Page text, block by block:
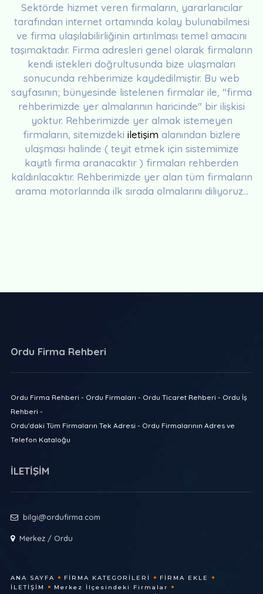
Sektörde hizmet veren firmaların, yararlanıcılar
tarafından internet ortamında kolay bulunabilmesi
ve firma ulaşılabilirliğinin artırılması temel amacını
taşımaktadır. Firma adresleri genel olarak firmaların
kendi istekleri doğrultusunda bize ulaşmaları
sonucunda rehberimize kaydedilmiştir. Bu web
sayfasının; bünyesinde listelenen firmalar ile, "firma
rehberimizde yer almalarının haricinde" bir ilişkisi
yoktur. Rehberimizde yer almak istemeyen
firmaların, sitemizdeki iletişim alanından bizlere
ulaşması halinde ( teyit etmek için sistemimize
kayıtlı firma aranacaktır ) firmaları rehberden
kaldırılacaktır. Rehberimizde yer alan tüm firmaların
arama motorlarında ilk sırada olmalarını diliyoruz...
Ordu Firma Rehberi
Ordu Firma Rehberi - Ordu Firmaları - Ordu Ticaret Rehberi - Ordu İş
Rehberi -
Ordu'daki Tüm Firmaların Tek Adresi - Ordu Firmalarının Adres ve
Telefon Kataloğu
İLETİŞİM
bilgi@ordufirma.com
Merkez / Ordu
ANA SAYFA FIRMA KATEGORILERI
FIRMA EKLE
İLETIŞIM
Merkez İlçesindeki Firmalar